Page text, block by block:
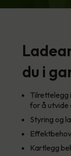
du i
Tilrettelegg
for å utvide
Styring og
Kartlegg